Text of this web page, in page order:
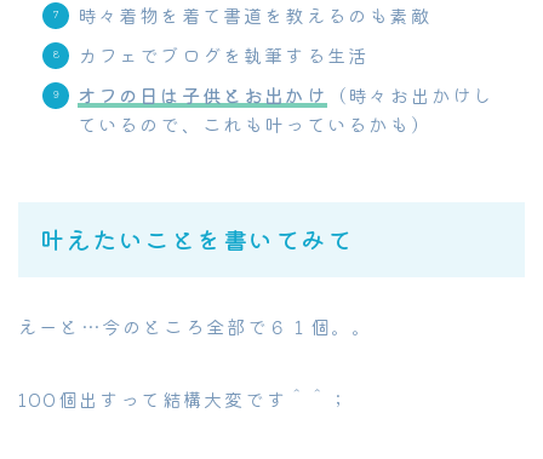
時々着物を着て書道を教えるのも素敵
カフェでブログを執筆する生活
オフの日は子供とお出かけ
（時々お出かけし
ているので、これも叶っているかも）
叶えたいことを書いてみて
えーと…今のところ全部で６１個。。
100個出すって結構大変です＾＾；